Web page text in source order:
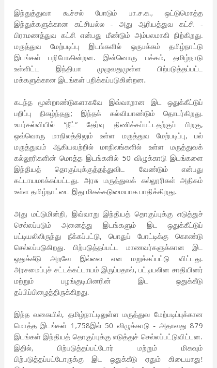
இந்துத்துவா கூச்சல் போடும் பா.ச.க.,ஒட்டுமொத்த
இந்துக்களுக்கான கட்சியல்ல - அது ஆரியத்துவ கட்சி -
பிராமணத்துவ கட்சி என்பது மீண்டும் அம்பலமாகி நிற்கிறது.
மருத்துவ மேற்படிப்பு இடங்களில் ஒருபக்கம் தமிழ்நாட்டு
இடங்கள் பறிபோகின்றன. இன்னொரு பக்கம்,தமிழ்நாடு
உள்ளிட்ட இந்தியா முழுவதுமுள்ள பிற்படுத்தப்பட்ட
மக்களுக்கான இடங்கள் பறிக்கப்படுகின்றன.
கடந்த மூன்றாண்டுகளாகவே இவ்வாறான இட ஒதுக்கீட்டுப்
பறிப்பு நிகழ்ந்தது;இந்தக் கல்வியாண்டும் தொடர்கிறது.
உயர்கல்வியில் “நீட்”தேர்வு திணிக்கப்பட்டதற்குப் பிறகு,
ஒவ்வொரு மாநிலத்திலும் உள்ள மருத்துவ மேற்படிப்பு,பல்
மருத்துவம் ஆகியவற்றில் மாநிலங்களில் உள்ள மருத்துவக்
கல்லூரிகளின் மொத்த இடங்களில் 50 விழுக்காடு இடங்களை
இந்தியத் தொகுப்புக்குத்தந்துவிட வேண்டும் என்பது
கட்டாயமாக்கப்பட்டது. அரசு மருத்துவக் கல்லூரிகள் அதிகம்
உள்ள தமிழ்நாட்டை இது மிகக்கடுமையாக பாதிக்கிறது.
அது மட்டுமின்றி,
இவ்வாறு இந்தியத் தொகுப்புக்கு எடுத்துச்
செல்லப்படும் அனைத்து இடங்களும் இட ஒதுக்கீட்டுப்
பட்டியலிலிருந்து நீக்கப்பட்டு,பொதுப் போட்டிக்கு கொண்டு
செல்லப்படுகிறது. பிற்படுத்தப்பட்ட மாணவர்களுக்கான இட
ஒதுக்கீடு அறவே இல்லை என மறுக்கப்பட்டு விட்டது.
அரசமைப்புச் சட்டக்கட்டாயம் இருப்பதால்,பட்டியலின சாதியினர்
மற்றும் பழங்குடியினரின் இட ஒதுக்கீடு
தப்பிப்பிழைத்திருக்கிறது.
இந்த வகையில்,
தமிழ்நாட்டிலுள்ள மருத்துவ மேற்படிப்புக்கான
மொத்த இடங்கள் 1,758இல் 50 விழுக்காடு - அதாவது879
இடங்கள் இந்தியத் தொகுப்புக்கு எடுத்துச் செல்லப்பட்டுவிட்டன.
இதில்,பிற்படுத்தப்பட்டோர் மற்றும் மிகவும்
பிற்படுத்தப்பட்டோருக்கு இட ஒதுக்கீடு ஏதும் கிடையாது!